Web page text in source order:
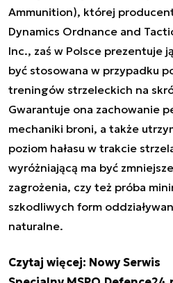
Ammunition), której
Dynamics Ordnance and
Inc., zaś w Polsce prezentuje
być stosowana w przypadku
treningów strzeleckich na
Gwarantuje ona zachowanie
mechaniki broni, a także
poziom hałasu w trakcie
wyróżniającą ma być
zagrożenia, czy też próba
szkodliwych form
naturalne.
Czytaj więcej: Nowy Serwis